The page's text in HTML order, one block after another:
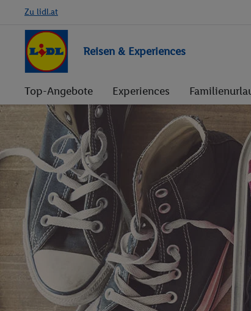
Zu lidl.at
Reisen & Experiences
Top-Angebote Experiences